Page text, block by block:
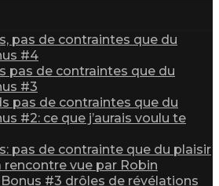
pas de contraintes que du
#4
pas de contraintes que du
#3
pas de contraintes que du
#2: ce que j’aurais voulu te
pas de contrainte que du plaisir
rencontre vue par Robin
#3 drôles de révélations